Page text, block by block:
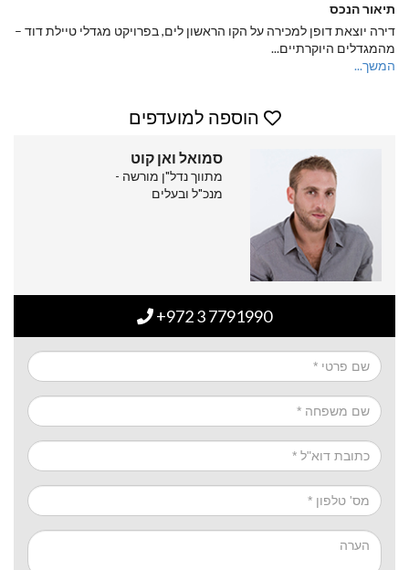
תיאור הנכס
דירה יוצאת דופן למכירה על הקו הראשון לים, בפרויקט מגדלי טיילת דוד –
מהמגדלים היוקרתיים...
המשך...
הוספה למועדפים
סמואל ואן קוט
מתווך נדל"ן מורשה -
מנכ"ל ובעלים
+972 3 7791990